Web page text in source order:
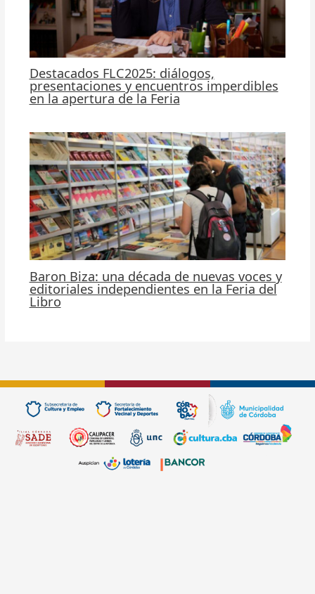
Destacados FLC2025: diálogos,
presentaciones y encuentros imperdibles
en la apertura de la Feria
Baron Biza: una década de nuevas voces y
editoriales independientes en la Feria del
Libro